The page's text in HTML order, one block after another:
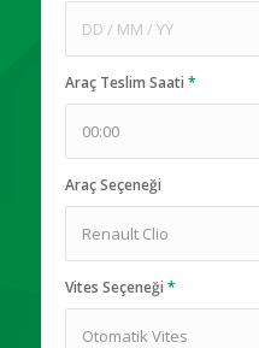
Araç Teslim Saati *
Araç Seçeneği
Vites Seçeneği *